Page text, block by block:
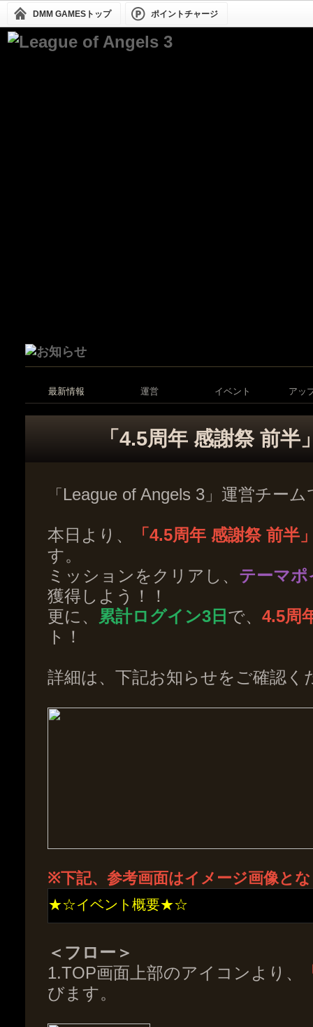
DMM GAMESトップ ポイントチャージ
最新情報 運営 イベント アッ
「4.5周年 感謝祭 前半
「 League of Angels 3」運営チーム
本日より、
「4.5周年 感謝祭 前半
す。
ミッションをクリアし、 テーマ
獲得しよう！！
更に、
累計ログイン3日 で、 4.5周
ト！
詳細は、下記お知らせをご確認く
※下記、参考画面はイメージ画像と
★☆イベント概要★☆
＜フロー＞
1.TOP画面上部のアイコンより、
びます。